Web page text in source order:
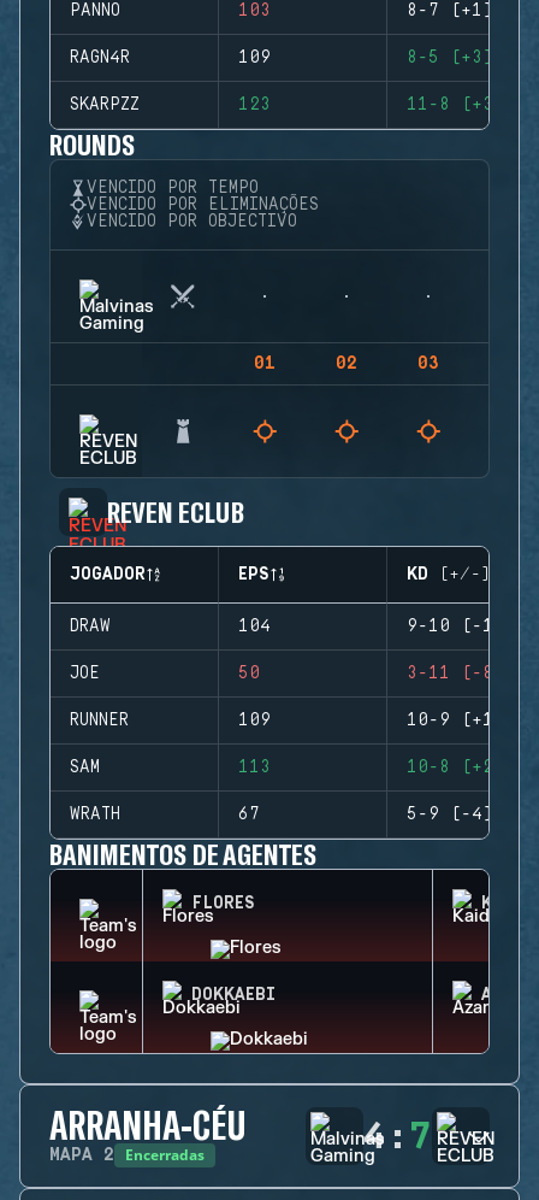
PANNO 103 8-7 (+1)
RAGN4R 109 8-5 (+3)
SKARPZZ 123 11-8 (+3)
ROUNDS
VENCIDO POR TEMPO
VENCIDO POR ELIMINAÇÕES
VENCIDO POR OBJECTIVO
01 02 03
REVEN ECLUB
JOGADOR EPS KD (+/-)
DRAW 104 9-10 (-1)
JOE 50 3-11 (-8)
RUNNER 109 10-9 (+1)
SAM 113 10-8 (+2)
WRATH 67 5-9 (-4)
BANIMENTOS DE AGENTES
FLORES KAID
DOKKAEBI AZAMI
ARRANHA-CÉU
MAPA 2 Encerradas 4 : 7